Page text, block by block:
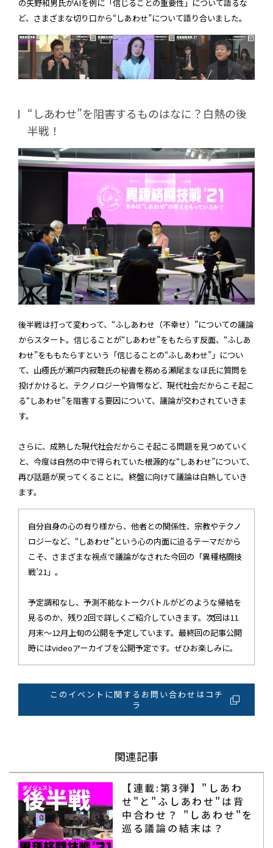
の矢野和男氏がAIを例に「信じることの重要性」について語るな
ど、さまざまな切り口から“しあわせ”について語り合いました。
“しあわせ”を阻害するものはなに？白熱の後
半戦！
後半戦は打って変わって、“ふしあわせ（不幸せ）”についての議論
からスタート。信じることが“しあわせ”をもたらす反面、“ふしあ
わせ”をももたらすという「信じることの“ふしあわせ”」につい
て、山極氏が瀬戸内寂聴氏の秘書を務める瀬尾まなほ氏に質問を
投げかけると、テクノロジーや貨幣など、現代社会だからこそ起こ
る“しあわせ”を阻害する要因について、議論が交わされていきま
す。
さらに、成熟した現代社会だからこそ起こる問題を見つめていく
と、今度は自然の中で得られていた根源的な“しあわせ”について、
再び話題が戻ってくることに。終盤に向けて議論は白熱していき
ます。
自分自身の心の有り様から、他者との関係性、宗教やテクノ
ロジーなど、“しあわせ”という心の内面に迫るテーマだから
こそ、さまざまな視点で議論がなされた今回の「異種格闘技
戦’21」。
予定調和なし、予測不能なトークバトルがどのような帰結を
見るのか、残り2回で詳しくご紹介していきます。次回は11
月末～12月上旬の公開を予定しています。最終回の記事公開
時にはvideoアーカイブを公開予定です。ぜひお楽しみに。
このイベントに関するお問い合わせはコチ
ラ
関連記事
【連載:第3弾】"しあわ
せ"と"ふしあわせ"は背
中合わせ？ "しあわせ"を
巡る議論の結末は？